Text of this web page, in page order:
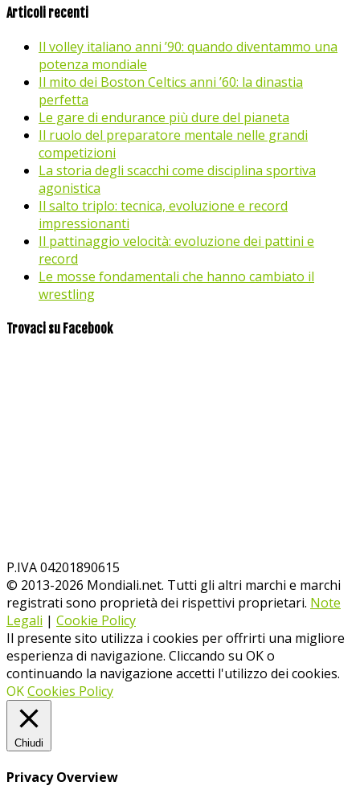
Articoli recenti
Il volley italiano anni ’90: quando diventammo una
potenza mondiale
Il mito dei Boston Celtics anni ’60: la dinastia
perfetta
Le gare di endurance più dure del pianeta
Il ruolo del preparatore mentale nelle grandi
competizioni
La storia degli scacchi come disciplina sportiva
agonistica
Il salto triplo: tecnica, evoluzione e record
impressionanti
Il pattinaggio velocità: evoluzione dei pattini e
record
Le mosse fondamentali che hanno cambiato il
wrestling
Trovaci su Facebook
P.IVA 04201890615
© 2013-2026 Mondiali.net. Tutti gli altri marchi e marchi
registrati sono proprietà dei rispettivi proprietari. Note
Legali | Cookie Policy
Il presente sito utilizza i cookies per offrirti una migliore
esperienza di navigazione. Cliccando su OK o
continuando la navigazione accetti l'utilizzo dei cookies.
OKCookies Policy
Chiudi
Privacy Overview